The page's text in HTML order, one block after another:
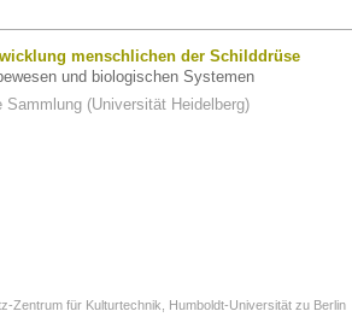
menschlichen der Schilddrüse
und biologischen Systemen
Sammlung (Universität Heidelberg)
Zentrum für Kulturtechnik, Humboldt-Universität zu Berlin